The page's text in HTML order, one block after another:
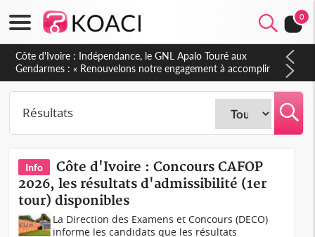
0
Sierra Leone : Un projet de réforme constitutionnelle en
gestation, points clés des amendements, un exclu d'avance
Info
Côte d'Ivoire : Concours CAFOP
2026, les résultats d'admissibilité (1er
tour) disponibles
La Direction des Examens et Concours (DECO)
informe les candidats que les résultats